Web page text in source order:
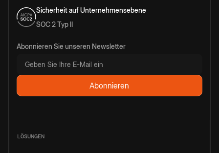
Sicherheit auf Unternehmensebene
SOC 2 Typ II
Abonnieren Sie unseren Newsletter
LÖSUNGEN